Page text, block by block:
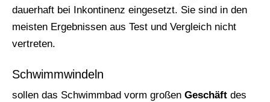
dauerhaft bei Inkontinenz eingesetzt. Sie sind in den
meisten Ergebnissen aus Test und Vergleich nicht
vertreten.
Schwimmwindeln
sollen das Schwimmbad vorm großen Geschäft des